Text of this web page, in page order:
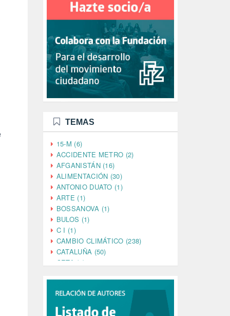
TEMAS
15-M (6)
ACCIDENTE METRO (2)
AFGANISTÁN (16)
ALIMENTACIÓN (30)
ANTONIO DUATO (1)
ARTE (1)
BOSSANOVA (1)
BULOS (1)
C I (1)
CAMBIO CLIMÁTICO (238)
CATALUÑA (50)
CETA (2)
CINE (35)
CIUDADANÍA (633)